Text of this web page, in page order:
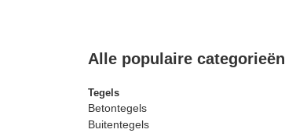
Alle populaire categorieën
Tegels
Betontegels
Buitentegels